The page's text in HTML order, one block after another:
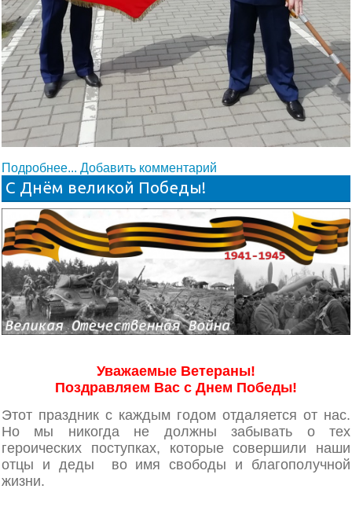
Подробнее... Добавить комментарий
С Днём великой Победы!
Уважаемые Ветераны!
Поздравляем Вас с Днем Победы!
Этот праздник с каждым годом отдаляется от нас.
Но мы никогда не должны забывать о тех
героических поступках, которые совершили наши
отцы и деды во имя свободы и благополучной
жизни.